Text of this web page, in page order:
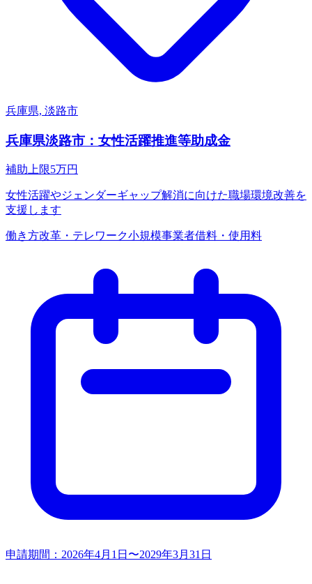
兵庫県, 淡路市
兵庫県淡路市：女性活躍推進等助成金
補助上限5万円
女性活躍やジェンダーギャップ解消に向けた職場環境改善を
支援します
働き方改革・テレワーク小規模事業者借料・使用料
申請期間： 2026年4月1日〜2029年3月31日